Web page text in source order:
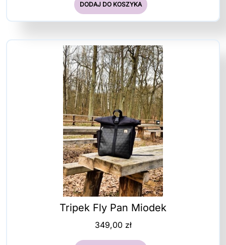
DODAJ DO KOSZYKA
Tripek Fly Pan Miodek
349,00 zł